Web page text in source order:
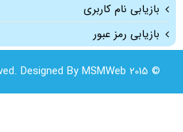
بازیابی نام کاربری
بازیابی رمز عبور
© 2015 IWWA. All Rights Reserved. Designed By MSMWeb